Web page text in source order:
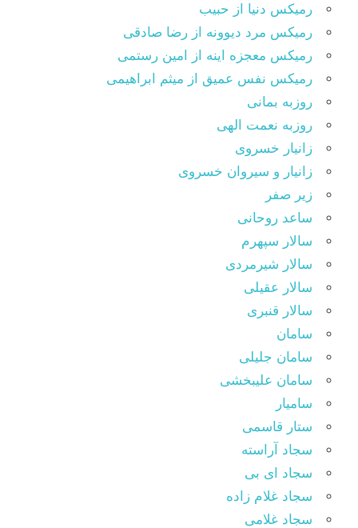
رمیکس دنیا از حبیب
رمیکس مرد دیوونه از رضا صادقی
رمیکس معجزه اینه از امین رستمی
رمیکس نفس عمیق از میثم ابراهیمی
روزبه بمانی
روزبه نعمت الهی
زانیار خسروی
زانیار و سیروان خسروی
زیر صفر
ساعد روحانی
سالار سپهرم
سالار شیرمردی
سالار عقیلی
سالار قنبری
سامان
سامان جلیلی
سامان علیبخشی
سامیار
ستار قاسمی
سجاد آراسته
سجاد ای بی
سجاد غلام زاده
سجاد غلامی